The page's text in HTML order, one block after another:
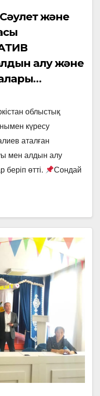
және
алу және
облыстық
күресу
аталған
мен алдын алу
өтті.
Сондай